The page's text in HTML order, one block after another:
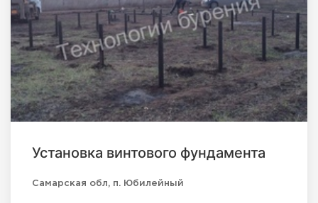
Установка винтового фундамента
Самарская обл, п. Юбилейный